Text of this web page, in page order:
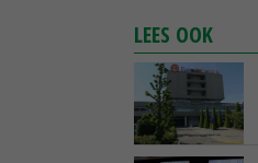
LEES OOK